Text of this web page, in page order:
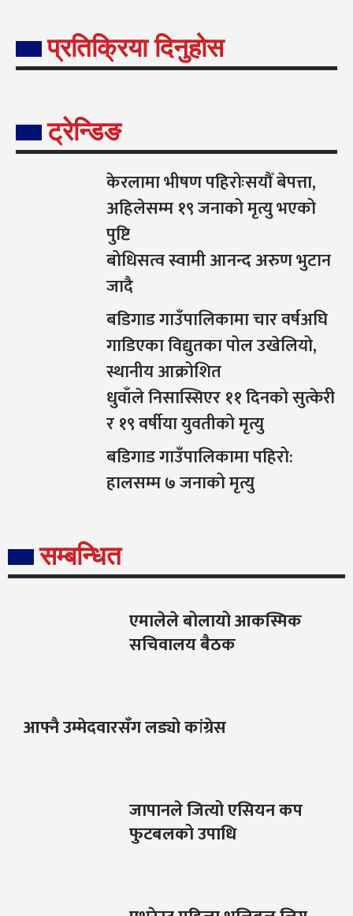
प्रतिक्रिया दिनुहोस
ट्रेन्डिङ
केरलामा भीषण पहिरोःसयौँ बेपत्ता,
अहिलेसम्म १९ जनाको मृत्यु भएको
पुष्टि
बोधिसत्व स्वामी आनन्द अरुण भुटान
जादै
बडिगाड गाउँपालिकामा चार वर्षअघि
गाडिएका विद्युतका पोल उखेलियो,
स्थानीय आक्रोशित
धुवाँले निसास्सिएर ११ दिनको सुत्केरी
र १९ वर्षीया युवतीको मृत्यु
बडिगाड गाउँपालिकामा पहिरो:
हालसम्म ७ जनाको मृत्यु
सम्बन्धित
एमालेले बोलायो आकस्मिक
सचिवालय बैठक
आफ्नै उम्मेदवारसँग लड्यो कांग्रेस
जापानले जित्यो एसियन कप
फुटबलको उपाधि